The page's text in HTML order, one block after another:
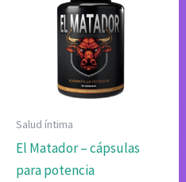
Salud íntima
El Matador – cápsulas
para potencia